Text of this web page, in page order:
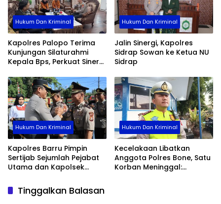
Hukum Dan Kriminal
Kapolres Palopo Terima
Kunjungan Silaturahmi
Kepala Bps, Perkuat Sinergi
Hukum Dan Kriminal
Jalin Sinergi, Kapolres
Sidrap Sowan ke Ketua NU
Sidrap
Hukum Dan Kriminal
Kapolres Barru Pimpin
Sertijab Sejumlah Pejabat
Utama dan Kapolsek
Organisasi
Hukum Dan Kriminal
Kecelakaan Libatkan
Anggota Polres Bone, Satu
Korban Meninggal:
Tinggalkan Balasan